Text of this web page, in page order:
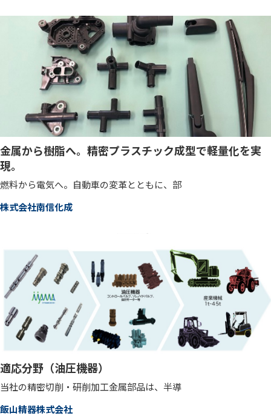
金属から樹脂へ。精密プラスチック成型で軽量化を実
現。
燃料から電気へ。自動車の変革とともに、部
株式会社南信化成
適応分野（油圧機器）
当社の精密切削・研削加工金属部品は、半導
飯山精器株式会社